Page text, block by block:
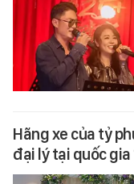
Hãng xe của tỷ
đại lý tại quốc gia